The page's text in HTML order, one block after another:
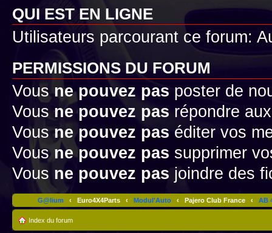
QUI EST EN LIGNE
Utilisateurs parcourant ce forum:
PERMISSIONS DU FORUM
Vousne pouvez pas poster de
Vousne pouvez pas répondre
Vousne pouvez pas éditer vos
Vous ne pouvez pas supprimer
Vous ne pouvez pas joindre des
G@lium ‹ Euro4X4Parts ‹ Modul'Auto ‹ Pajero Club France ‹ AB
Index du forum